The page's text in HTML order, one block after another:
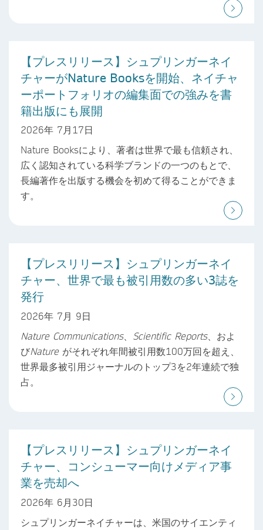
【プレスリリース】シュプリンガーネイ
チャーがNature Booksを開始、ネイチャ
ーポートフォリオの編集面での強みを書
籍出版にも展開
2026年 7月17日
Nature Booksにより、著者は世界で最も信頼され、
広く認知されている科学ブランドの一つのもとで、
長編著作を出版する機会を初めて得ることができま
す。
【プレスリリース】シュプリンガーネイ
チャー、世界で最も被引用数の多い3誌を
発行
2026年 7月 9日
Nature Communications、 Scientific Reports、およ
びNatureがそれぞれ年間被引用数100万回を超え、
世界最多被引用ジャーナルのトップ3を2年連続で独
占。
【プレスリリース】シュプリンガーネイ
チャー、コンシューマー向けメディア事
業を売却へ
2026年 6月30日
シュプリンガーネイチャーは、米国のサイエンティ